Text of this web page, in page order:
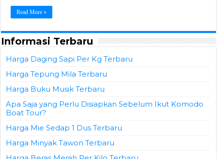
Read More »
Informasi Terbaru
Harga Daging Sapi Per Kg Terbaru
Harga Tepung Mila Terbaru
Harga Buku Musik Terbaru
Apa Saja yang Perlu Disiapkan Sebelum Ikut Komodo
Boat Tour?
Harga Mie Sedap 1 Dus Terbaru
Harga Minyak Tawon Terbaru